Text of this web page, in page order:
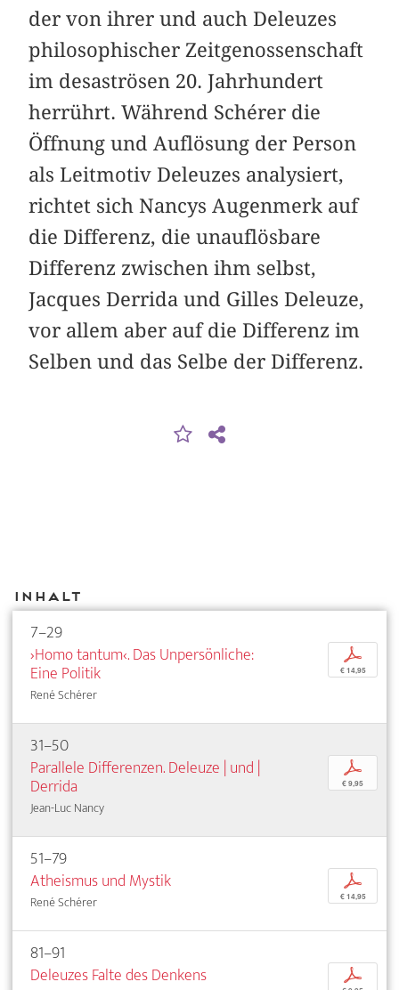
der von ihrer und auch Deleuzes
philosophischer Zeitgenossenschaft
im desaströsen 20. Jahrhundert
herrührt. Während Schérer die
Öffnung und Auflösung der Person
als Leitmotiv Deleuzes analysiert,
richtet sich Nancys Augenmerk auf
die Differenz, die unauflösbare
Differenz zwischen ihm selbst,
Jacques Derrida und Gilles Deleuze,
vor allem aber auf die Differenz im
Selben und das Selbe der Differenz.
Inhalt
7–29
›Homo tantum‹. Das Unpersönliche:
Eine Politik
René Schérer
p
€ 14,95
31–50
Parallele Differenzen. Deleuze | und |
Derrida
Jean-Luc Nancy
p
€ 9,95
51–79
Atheismus und Mystik
René Schérer
p
€ 14,95
81–91
Deleuzes Falte des Denkens
p